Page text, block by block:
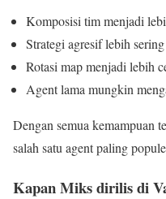
Komposisi tim menjadi
Strategi agresif lebih
Rotasi map menjadi lebih
Agent lama mungkin
Dengan semua kemampuan
salah satu agent paling
Kapan Miks dirilis di